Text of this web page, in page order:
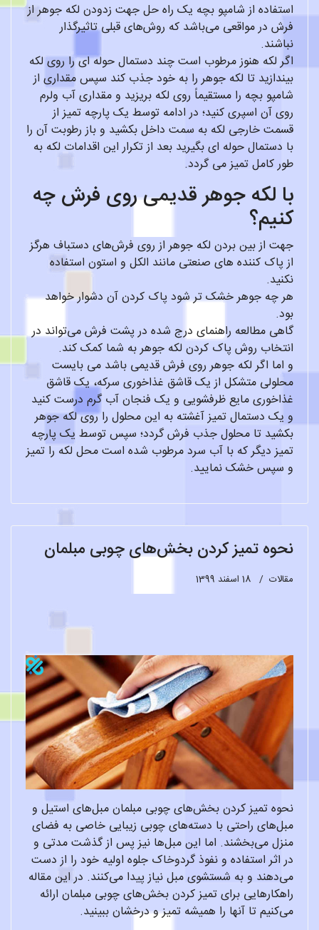
استفاده از شامپو بچه یک راه حل جهت زدودن لکه جوهر از
فرش در مواقعی می‌باشد که روش‌های قبلی تاثیرگذار
نباشند.
اگر لکه هنوز مرطوب است چند دستمال حوله ای را روی لکه
بیندازید تا لکه جوهر را به خود جذب کند سپس مقداری از
شامپو بچه را مستقیماً روی لکه بریزید و مقداری آب ولرم
روی آن اسپری کنید؛ در ادامه توسط یک پارچه تمیز از
قسمت خارجی لکه به سمت داخل بکشید و باز رطوبت آن را
با دستمال حوله ای بگیرید بعد از تکرار این اقدامات لکه به
طور کامل تمیز می گردد.
با لکه جوهر قدیمی روی فرش چه
کنیم؟
جهت از بین بردن لکه جوهر از روی فرش‌های دستباف هرگز
از پاک کننده های صنعتی مانند الکل و استون استفاده
نکنید.
هر چه جوهر خشک تر شود پاک کردن آن دشوار خواهد
بود.
گاهی مطالعه راهنمای درج شده در پشت فرش می‌تواند در
انتخاب روش پاک کردن لکه جوهر به شما کمک کند.
و اما اگر لکه جوهر روی فرش قدیمی باشد می بایست
محلولی متشکل از یک قاشق غذاخوری سرکه، یک قاشق
غذاخوری مایع ظرفشویی و یک فنجان آب گرم درست کنید
و یک دستمال تمیز آغشته به این محلول را روی لکه جوهر
بکشید تا محلول جذب فرش گردد؛ سپس توسط یک پارچه
تمیز دیگر که با آب سرد مرطوب شده است محل لکه را تمیز
و سپس خشک نمایید.
نحوه تمیز کردن بخش‌های چوبی مبلمان
مقالات 18 اسفند 1399
نحوه تمیز کردن بخش‌های چوبی مبلمان مبل‌های استیل و
مبل‌های راحتی با دسته‌های چوبی زیبایی خاصی به فضای
منزل می‌بخشند. اما این مبل‌ها نیز پس از گذشت مدتی و
در اثر استفاده و نفوذ گردوخاک جلوه اولیه خود را از دست
می‌دهند و به شستشوی مبل نیاز پیدا می‌کنند. در این مقاله
راهکارهایی برای تمیز کردن بخش‌های چوبی مبلمان ارائه
می‌کنیم تا آنها را همیشه تمیز و درخشان ببینید.